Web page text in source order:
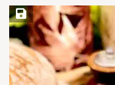
Save Recipe